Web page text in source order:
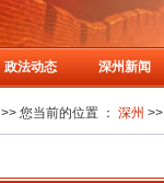
政法动态 深州新闻
>> 您当前的位置 ： 深州 >>